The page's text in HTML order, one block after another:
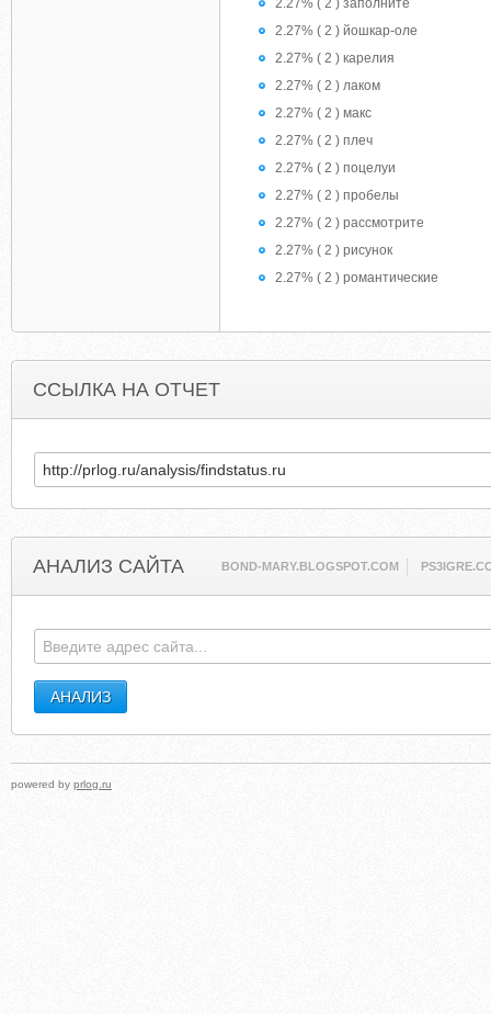
2.27% ( 2 ) заполните
2.27% ( 2 ) йошкар-оле
2.27% ( 2 ) карелия
2.27% ( 2 ) лаком
2.27% ( 2 ) макс
2.27% ( 2 ) плеч
2.27% ( 2 ) поцелуи
2.27% ( 2 ) пробелы
2.27% ( 2 ) рассмотрите
2.27% ( 2 ) рисунок
2.27% ( 2 ) романтические
ССЫЛКА НА ОТЧЕТ
АНАЛИЗ САЙТА BOND-MARY.BLOGSPOT.COM
powered by prlog.ru